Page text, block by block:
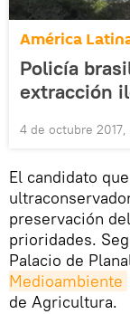
América
Policía
extracción
4 de octubre 2017,
El candidato
preservación
prioridades.
Palacio de
Medioambiente
de Agricultura.